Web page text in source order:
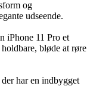
og
udseende.
iPhone 11 Pro et
bløde at røre
har en indbygget